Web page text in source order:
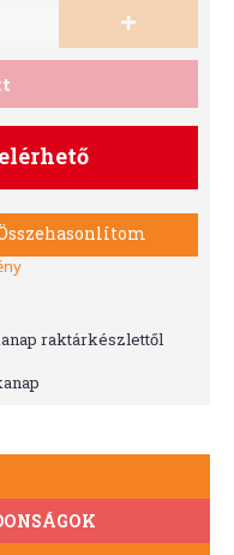
+
raktárkészlettől